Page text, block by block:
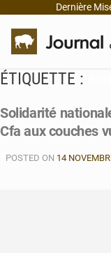
Dernière
ÉTIQUETTE :
Solidarité
Cfa aux couches
POSTED ON 14